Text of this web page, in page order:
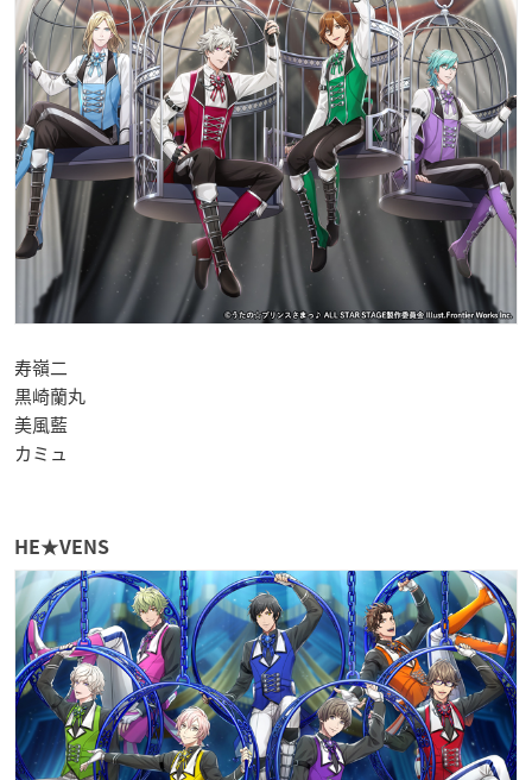
寿嶺二
黒崎蘭丸
美風藍
カミュ
HE★VENS